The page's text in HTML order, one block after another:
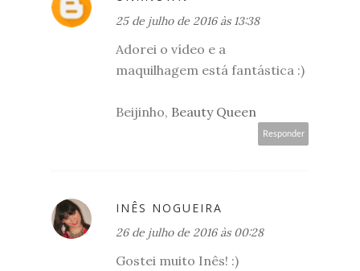
25 de julho de 2016 às 13:38
Adorei o vídeo e a
maquilhagem está fantástica :)
Beijinho, Beauty Queen
Responder
INÊS NOGUEIRA
26 de julho de 2016 às 00:28
Gostei muito Inês! :)